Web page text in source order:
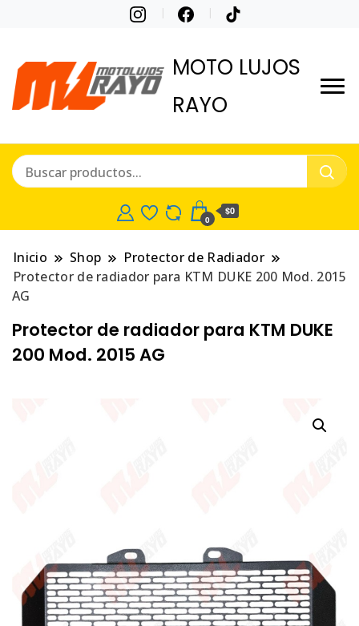
MOTO LUJOS
RAYO
0
$0
Inicio Shop
Protector de Radiador
Protector de radiador para KTM DUKE 200 Mod. 2015
AG
Protector de radiador para KTM DUKE
200 Mod. 2015 AG